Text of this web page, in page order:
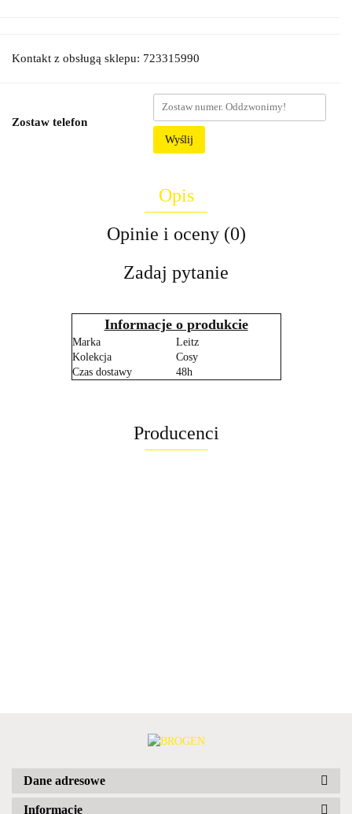
Kontakt z obsługą sklepu: 723315990
Zostaw telefon
Wyślij
Opis
Opinie i oceny (0)
Zadaj pytanie
Informacje o produkcie
Marka
Leitz
Kolekcja
Cosy
Czas dostawy
48h
Producenci
Dane adresowe
Informacje